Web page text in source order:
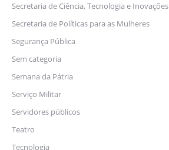
Secretaria de Ciência, Tecnologia e Inovações
Secretaria de Políticas para as Mulheres
Segurança Pública
Sem categoria
Semana da Pátria
Serviço Militar
Servidores públicos
Teatro
Tecnologia